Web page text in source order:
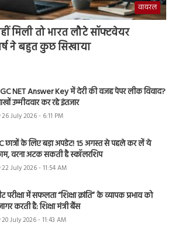
वायरल
मिली तो भारत लौटे सॉफ्टवेयर
ने बहुत कुछ सिखाया
NET Answer Key में देरी की वजह पेपर लीक विवाद?
उम्मीदवार कर रहे इंतजार
26 July 2026 - 6:11 PM
छात्रों के लिए बड़ा अपडेट! 15 अगस्त से पहले कर लें ये
वरना अटक सकती है स्कॉलरशिप
22 July 2026 - 11:54 AM
परीक्षा में सफलता “शिक्षा क्रांति” के व्यापक प्रभाव को
करती है: शिक्षा मंत्री बैंस
20 July 2026 - 11:43 AM